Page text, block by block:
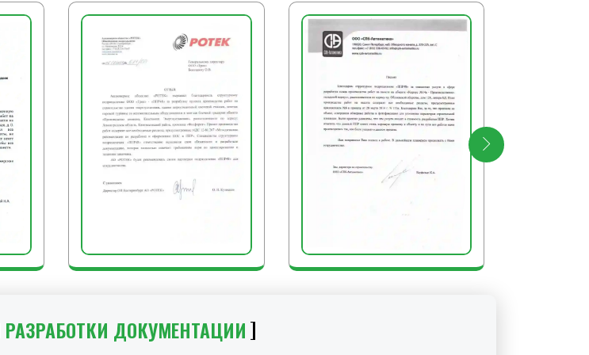
тремя заклепками, остальные — двумя. Горизонтальность
каждого ряда контролируют уровнем.
ЗАКЛЮЧИТЕЛЬНЫЕ РАБОТЫ
По завершении монтажа плиты очищают от загрязнений,
убирают строительный мусор, инструмент и оборудование
сдают на хранение, снимают сигнальное ограждение и
предупредительные знаки.
РАЗРАБОТКИ ДОКУМЕНТАЦИИ